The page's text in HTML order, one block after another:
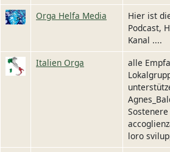
Image
Orga Helfa Media
Hier ist
Podcast,
Kanal ....
Image
Italien Orga
alle
loro